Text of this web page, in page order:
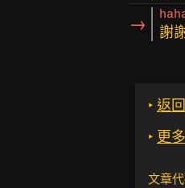
→ 謝
‣ 返
‣ 更
文章